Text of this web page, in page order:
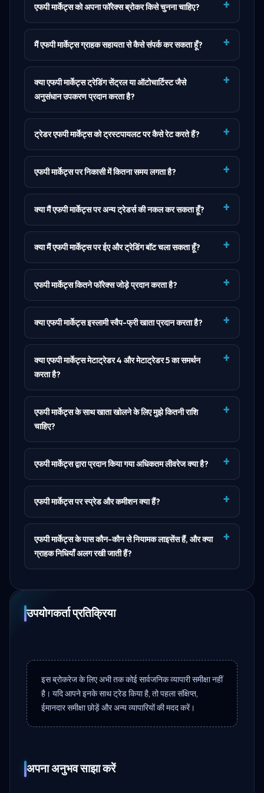
एफपी मार्केट्स को अपना फॉरेक्स ब्रोकर किसे चुनना चाहिए?
मैं एफपी मार्केट्स ग्राहक सहायता से कैसे संपर्क कर सकता हूँ?
क्या एफपी मार्केट्स ट्रेडिंग सेंट्रल या ऑटोचार्टिस्ट जैसे
अनुसंधान उपकरण प्रदान करता है?
ट्रेडर एफपी मार्केट्स को ट्रस्टपायलट पर कैसे रेट करते हैं?
एफपी मार्केट्स पर निकासी में कितना समय लगता है?
क्या मैं एफपी मार्केट्स पर अन्य ट्रेडर्स की नकल कर सकता हूँ?
क्या मैं एफपी मार्केट्स पर ईए और ट्रेडिंग बॉट चला सकता हूँ?
एफपी मार्केट्स कितने फॉरेक्स जोड़े प्रदान करता है?
क्या एफपी मार्केट्स इस्लामी स्वैप-फ्री खाता प्रदान करता है?
क्या एफपी मार्केट्स मेटाट्रेडर 4 और मेटाट्रेडर 5 का समर्थन
करता है?
एफपी मार्केट्स के साथ खाता खोलने के लिए मुझे कितनी राशि
चाहिए?
एफपी मार्केट्स द्वारा प्रदान किया गया अधिकतम लीवरेज क्या है?
एफपी मार्केट्स पर स्प्रेड और कमीशन क्या हैं?
एफपी मार्केट्स के पास कौन-कौन से नियामक लाइसेंस हैं, और क्या
ग्राहक निधियाँ अलग रखी जाती हैं?
उपयोगकर्ता प्रतिक्रिया
इस ब्रोकरेज के लिए अभी तक कोई सार्वजनिक व्यापारी समीक्षा नहीं
है। यदि आपने इनके साथ ट्रेड किया है, तो पहला संक्षिप्त,
ईमानदार समीक्षा छोड़ें और अन्य व्यापारियों की मदद करें।
अपना अनुभव साझा करें